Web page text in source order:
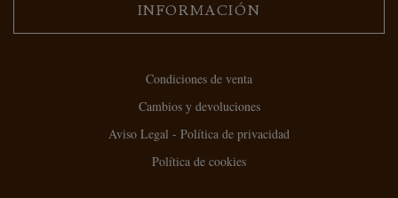
INFORMACIÓN
Condiciones de venta
Cambios y devoluciones
Aviso Legal - Política de privacidad
Política de cookies